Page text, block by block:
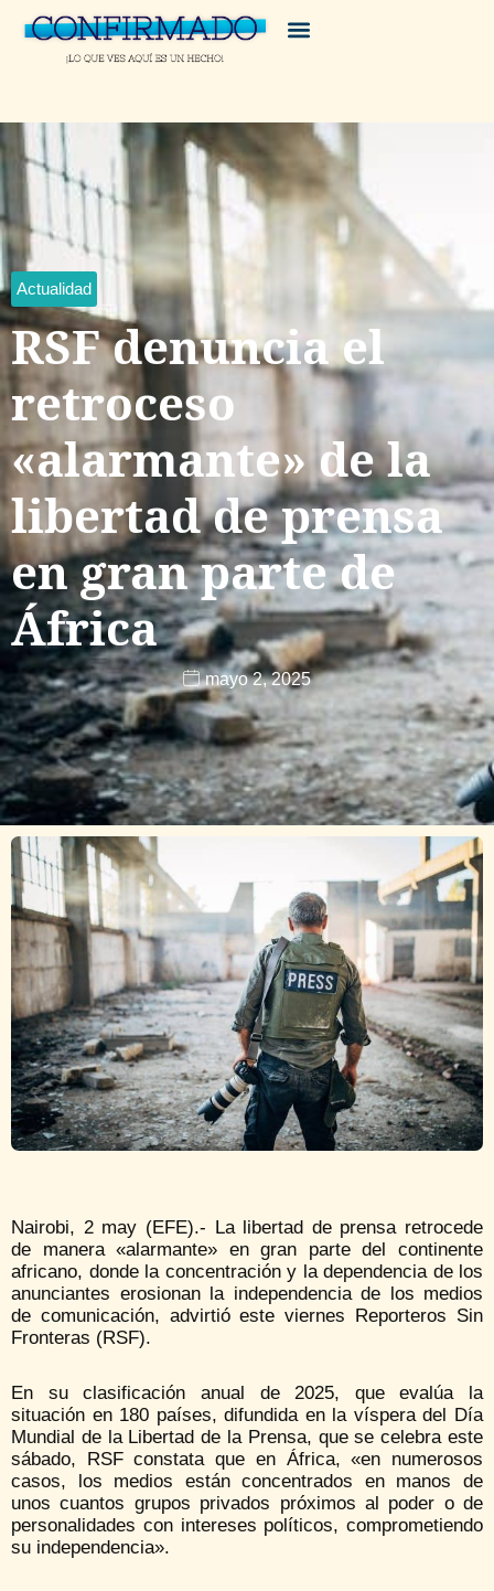
Actualidad
RSF denuncia el
retroceso
«alarmante» de la
libertad de prensa
en gran parte de
África
mayo 2, 2025
Nairobi, 2 may (EFE).- La libertad de prensa retrocede
de manera «alarmante» en gran parte del continente
africano, donde la concentración y la dependencia de los
anunciantes erosionan la independencia de los medios
de comunicación, advirtió este viernes Reporteros Sin
Fronteras (RSF).
En su clasificación anual de 2025, que evalúa la
situación en 180 países, difundida en la víspera del Día
Mundial de la Libertad de la Prensa, que se celebra este
sábado, RSF constata que en África, «en numerosos
casos, los medios están concentrados en manos de
unos cuantos grupos privados próximos al poder o de
personalidades con intereses políticos, comprometiendo
su independencia».